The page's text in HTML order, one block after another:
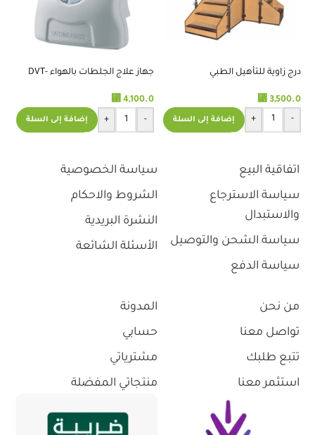
درج زاوية للتأهيل الطبي
⃁ 3,500.0
-
+ إضافة إلى السلة
جهاز علاج الجلطات بالهواء DVT-
⃁ 4,100.0
-
+ إضافة إلى السلة
اتفاقية البيع
سياسة الاسترجاع
والاستبدال
سياسة الشحن والتوصيل
سياسة الدفع
سياسة الخصوصية
الشروط والاحكام
النشرة البريدية
الأسئلة الشائعة
من نحن
تواصل معنا
تتبع طلبك
استثمر معنا
المدونة
حسابي
مشترياتي
منتجاتي المفضلة